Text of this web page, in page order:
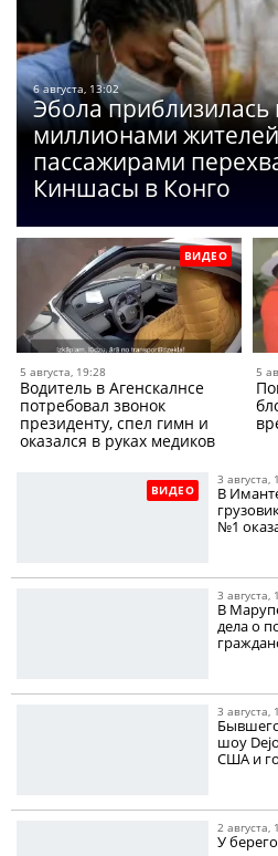
6 августа, 13:02
Эбола приблизилась
миллионами
пассажирами
Киншасы в Конго
ВИДЕО
5 августа, 19:28
Водитель в Агенскалнсе
потребовал звонок
президенту, спел гимн и
оказался в руках медиков
5
ВИДЕО
3 августа,
В
№1
3 августа,
В
дела о
3 августа,
шоу
США и
2 августа,
У